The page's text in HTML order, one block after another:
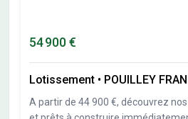
54 900 €
Lotissement • POUILLEY
A partir de 44 900 €, découvrez